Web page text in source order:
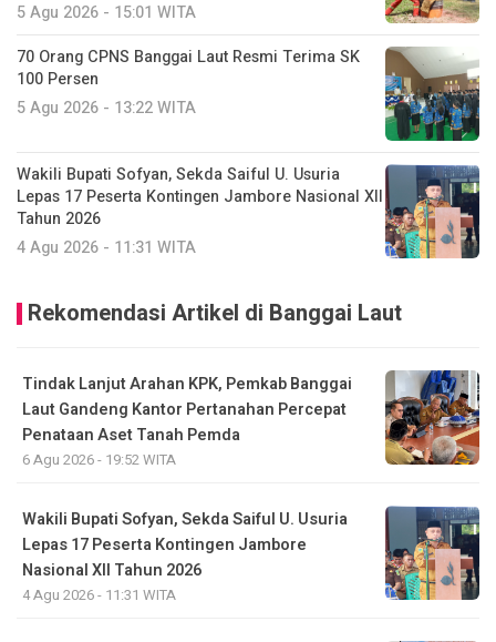
5 Agu 2026 - 15:01 WITA
70 Orang CPNS Banggai Laut Resmi Terima SK
100 Persen
5 Agu 2026 - 13:22 WITA
Wakili Bupati Sofyan, Sekda Saiful U. Usuria
Lepas 17 Peserta Kontingen Jambore Nasional XII
Tahun 2026
4 Agu 2026 - 11:31 WITA
Rekomendasi Artikel di Banggai Laut
Tindak Lanjut Arahan KPK, Pemkab Banggai
Laut Gandeng Kantor Pertanahan Percepat
Penataan Aset Tanah Pemda
6 Agu 2026 - 19:52 WITA
Wakili Bupati Sofyan, Sekda Saiful U. Usuria
Lepas 17 Peserta Kontingen Jambore
Nasional XII Tahun 2026
4 Agu 2026 - 11:31 WITA